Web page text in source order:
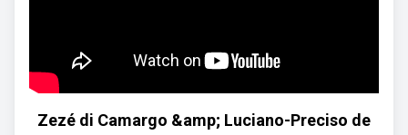
Zezé di Camargo &amp; Luciano-Preciso de